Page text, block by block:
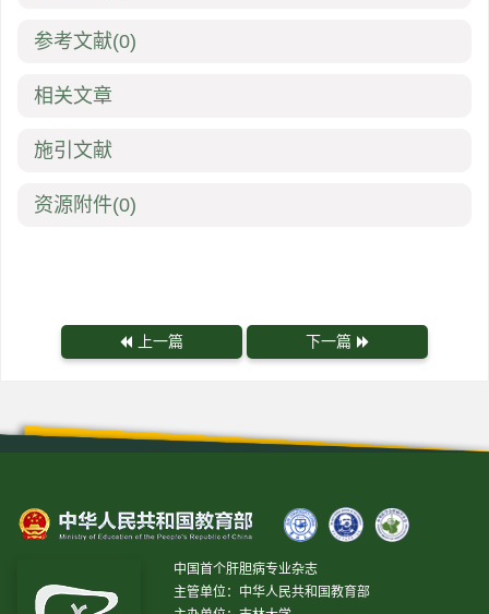
参考文献(0)
相关文章
施引文献
资源附件(0)
上一篇 下一篇
中国首个肝胆病专业杂志
主管单位：中华人民共和国教育部